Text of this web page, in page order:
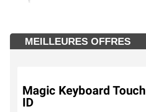
MEILLEURES OFFRES
Magic Keyboard Touch
ID